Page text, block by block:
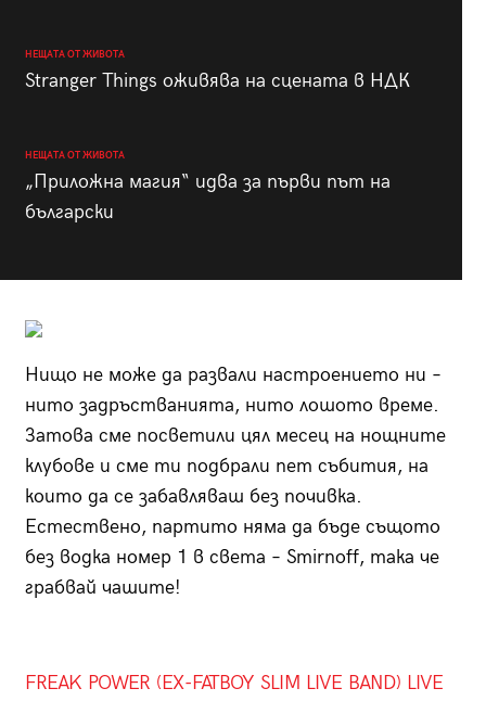
НЕЩАТА ОТ ЖИВОТА
Stranger Things оживява на сцената в НДК
НЕЩАТА ОТ ЖИВОТА
„Приложна магия“ идва за първи път на
български
Нищо не може да развали настроението ни –
нито задръстванията, нито лошото време.
Затова сме посветили цял месец на нощните
клубове и сме ти подбрали пет събития, на
които да се забавляваш без почивка.
Естествено, партито няма да бъде същото
без водка номер 1 в света – Smirnoff, така че
грабвай чашите!
FREAK POWER (EX-FATBOY SLIM LIVE BAND) LIVE